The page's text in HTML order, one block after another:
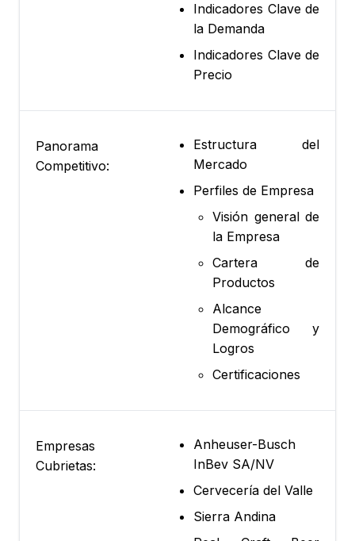
Indicadores Clave de
la Demanda
Indicadores Clave de
Precio
Panorama
Competitivo:
Estructura del
Mercado
Perfiles de Empresa
Visión general de
la Empresa
Cartera de
Productos
Alcance
Demográfico y
Logros
Certificaciones
Empresas
Cubrietas:
Anheuser-Busch
InBev SA/NV
Cervecería del Valle
Sierra Andina